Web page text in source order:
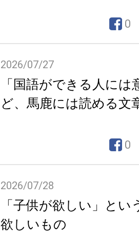
0
2026/07/27
「国語ができる人には
ど、馬鹿には読める文
0
2026/07/28
「子供が欲しい」とい
欲しいもの